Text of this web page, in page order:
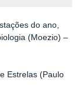
do ano,
(Moezio) –
Estrelas (Paulo